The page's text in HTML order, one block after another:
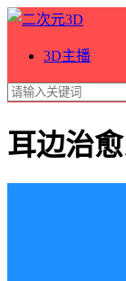
3D主播
耳边治